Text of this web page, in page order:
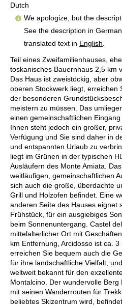
Dutch
We apologize, but the
See the description in
translated text in English
Teil eines Zweifamilienhauses,
toskanisches Bauernhaus 2,5 km
Das Haus ist zweistöckig, aber
oberen Stockwerk liegt, erreichen
der besonderen
meistern zu müssen. Das
einen gemeinschaftlichen
Ihnen steht jedoch ein großer,
Verfügung und Sie sind daher in
und entspannten Urlaub zu
liegt im Grünen in der typischen
Ausläufern des Monte Amiata.
weitläufigen, gemeinschaftlichen
sich auch die große, überdachte
Grill und Holzofen befindet. Eine
anderen Seite des Hauses eignet
Frühstück, für ein ausgiebiges
beim Sonnenuntergang. Castel
mittelalterlicher Ort mit
km Entfernung, Arcidosso ist ca.
erreichen Sie bequem auch die
für ihre landschaftliche Vielfalt,
weltweit bekannt für den
Montalcino. Der wundervolle
mit seinen Wanderrouten für
beliebtes Skizentrum wird,